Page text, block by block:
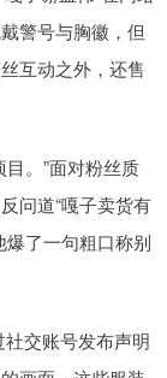
警号与胸徽，但
互动之外，还售
。”面对粉丝质
问道“嘎子卖货有
爆了一句粗口称别
社交账号发布声明